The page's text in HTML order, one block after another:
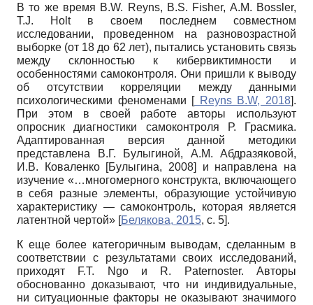
В то же время B.W. Reyns, B.S. Fisher, A.M. Bossler,
T.J. Holt в своем последнем совместном
исследовании, проведенном на разновозрастной
выборке (от 18 до 62 лет), пытались установить связь
между склонностью к кибервиктимности и
особенностями самоконтроля. Они пришли к выводу
об отсутствии корреляции между данными
психологическими феноменами [Reyns B.W, 2018].
При этом в своей работе авторы используют
опросник диагностики самоконтроля Р. Грасмика.
Адаптированная версия данной методики
представлена В.Г. Булыгиной, А.М. Абдразяковой,
И.В. Коваленко [Булыгина, 2008]
и направлена на
изучение «…многомерного конструкта, включающего
в себя разные элементы, образующие устойчивую
характеристику — самоконтроль, которая является
латентной чертой» [Белякова, 2015, с. 5].
К еще более категоричным выводам, сделанным в
соответствии с результатами своих исследований,
приходят F.T. Ngo и R. Paternoster. Авторы
обоснованно доказывают, что ни индивидуальные,
ни ситуационные факторы не оказывают значимого